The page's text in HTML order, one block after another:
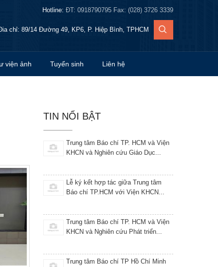
Hotline: ĐT: 0918790795 Fax: (028) 3726 3339
chỉ: 89/14 Đường 49, KP6, P. Hiệp Bình, TPHCM
viện ảnh Tuyển sinh Liên hệ
TIN NỔI BẬT
và Nghiên cứu Giáo Dục hợp tác...
10-09-2024
Trung tâm Báo chí TP. HCM và Viện KHCN
Trung tâm Báo chí TP Hồ Chí Minh phối hợp
Trung tâm Báo chí TP. HCM và Viện
KHCN và Nghiên cứu Giáo Dục...
Lễ ký kết hợp tác giữa Trung tâm
Báo chí TP.HCM với Viện KHCN...
Trung tâm Báo chí TP. HCM và Viện
KHCN và Nghiên cứu Phát triển...
Trung tâm Báo chí TP Hồ Chí Minh